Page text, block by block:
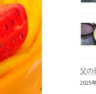
父の
2025